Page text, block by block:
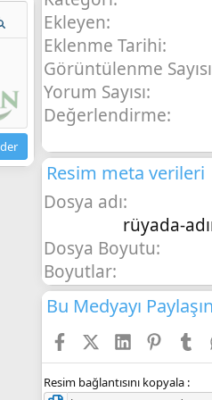
seçenek…Ekleyen
Eklenme Tarihi
Görüntülenme Sayısı
Yorum Sayısı
Değerlendirme
Resim meta verileri
Dosya adı
rüyada-
Dosya Boyutu
Boyutlar
Bu Medyayı Paylaşın
FacebookLinkedIn
Resim bağlantısını kopyala